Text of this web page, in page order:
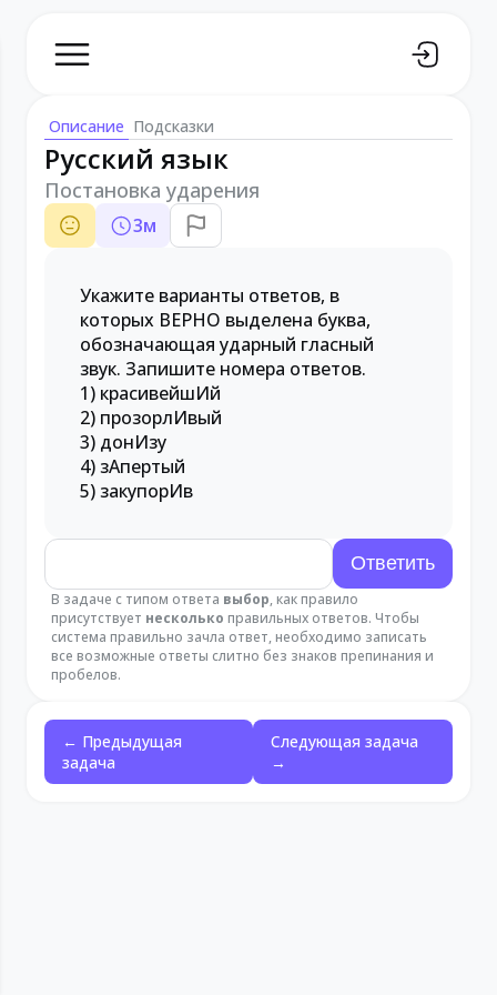
Описание Подсказки
Русский язык
Постановка ударения
3м
Укажите варианты ответов, в
которых ВЕРНО выделена буква,
обозначающая ударный гласный
звук. Запишите номера ответов.
1) красивейшИй
2) прозорлИвый
3) донИзу
4) зАпертый
5) закупорИв
В задаче с типом ответа выбор, как правило
присутствует несколько правильных ответов. Чтобы
система правильно зачла ответ, необходимо записать
все возможные ответы слитно без знаков препинания и
пробелов.
← Предыдущая
задача
Следующая задача
→